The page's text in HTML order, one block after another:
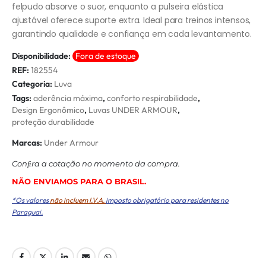
felpudo absorve o suor, enquanto a pulseira elástica
ajustável oferece suporte extra. Ideal para treinos intensos,
garantindo qualidade e confiança em cada levantamento.
Disponibilidade: Fora de estoque
REF: 182554
Categoria: Luva
Tags: aderência máxima,conforto respirabilidade,
Design Ergonômico, Luvas UNDER ARMOUR,
proteção durabilidade
Marcas: Under Armour
Conﬁra a cotação no momento da compra.
NÃO ENVIAMOS PARA O BRASIL.
*Os valoresnão incluem I.V.A. imposto obrigatório para residentes no
Paraguai.